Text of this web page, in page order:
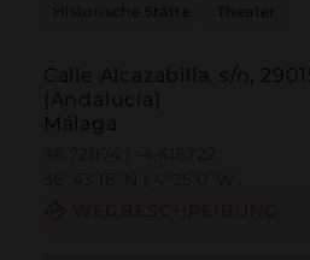
Historische Stätte Theater
Calle Alcazabilla, s/n,
(Andalucía)
Málaga